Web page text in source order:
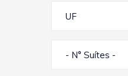
UF
- N° Suítes -